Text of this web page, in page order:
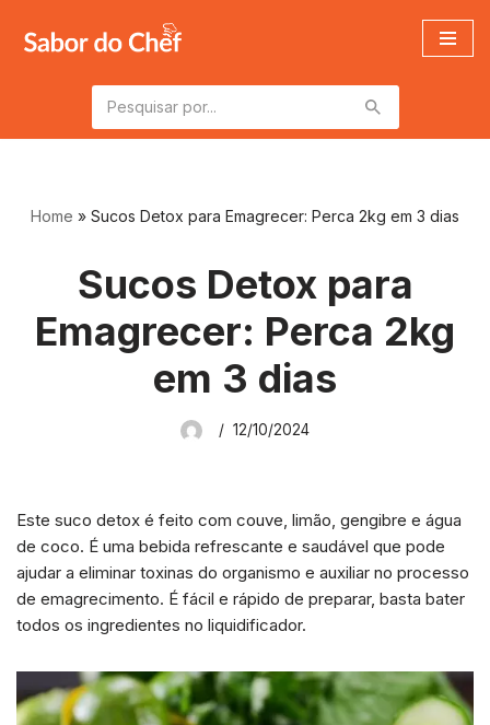
Pular
conteúdo
Home » Sucos Detox para Emagrecer: Perca 2kg em 3 dias
Sucos Detox para
Emagrecer: Perca 2kg
em 3 dias
12/10/2024
Este suco detox é feito com couve, limão, gengibre e água
de coco. É uma bebida refrescante e saudável que pode
ajudar a eliminar toxinas do organismo e auxiliar no processo
de emagrecimento. É fácil e rápido de preparar, basta bater
todos os ingredientes no liquidificador.